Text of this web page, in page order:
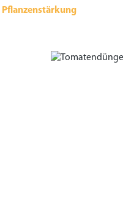
Pflanzenstärkung